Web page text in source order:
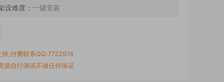
设难度： 一键安装
,付费联系QQ:7722974
源自行测试不做任何保证